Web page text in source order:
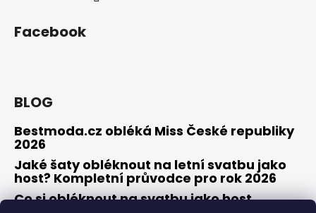
Facebook
BLOG
Bestmoda.cz obléká Miss České republiky
2026
Jaké šaty obléknout na letní svatbu jako
host? Kompletní průvodce pro rok 2026
Co si obléknout na svatbu jako host